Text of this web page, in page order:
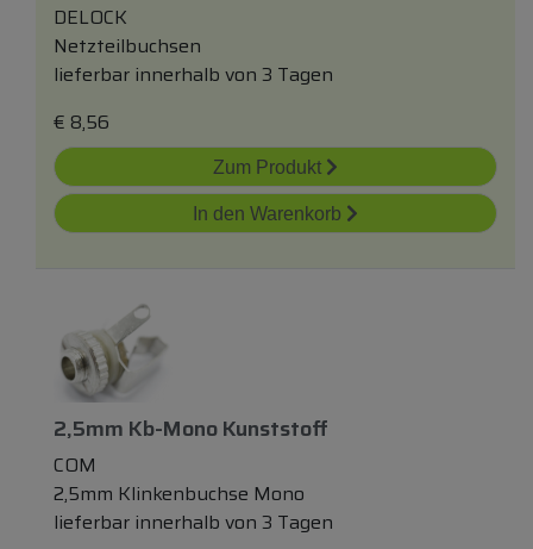
DELOCK
Netzteilbuchsen
lieferbar innerhalb von 3 Tagen
€ 8,56
Zum Produkt
In den Warenkorb
2,5mm Kb-Mono Kunststoff
COM
2,5mm Klinkenbuchse Mono
lieferbar innerhalb von 3 Tagen